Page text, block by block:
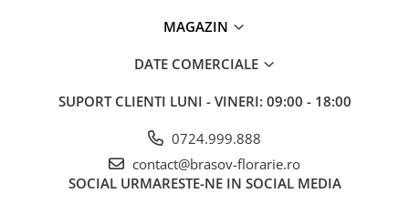
MAGAZIN
DATE COMERCIALE
SUPORT CLIENTI LUNI - VINERI: 09:00 - 18:00
0724.999.888
contact@brasov-florarie.ro
SOCIAL URMARESTE-NE IN SOCIAL MEDIA